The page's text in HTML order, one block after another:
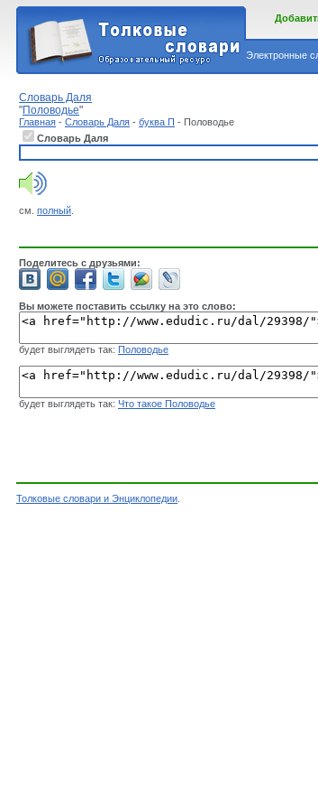
Электронные
Словарь Даля
"Половодье"
Главная - Словарь Даля - буква П - Половодье
Словарь Даля
см. полный
Поделитесь с друзьями:
Вы можете поставить ссылку на это слово:
будет выглядеть так: Половодье
будет выглядеть так: Что такое Половодье
Толковые словари и Энциклопедии